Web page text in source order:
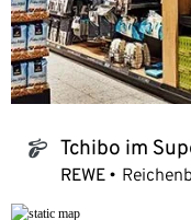
tchibo_logo Tchibo im
REWE